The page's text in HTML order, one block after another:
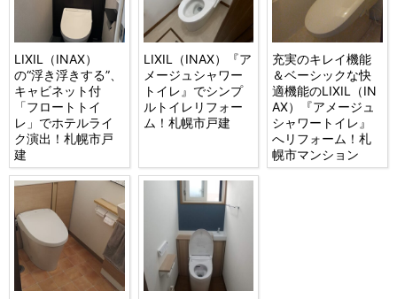
LIXIL（INAX）
の“浮き浮きする”、
キャビネット付
「フロートトイ
レ」でホテルライ
ク演出！札幌市戸
建
LIXIL（INAX）『ア
メージュシャワー
トイレ』でシンプ
ルトイレリフォー
ム！札幌市戸建
充実のキレイ機能
＆ベーシックな快
適機能のLIXIL（IN
AX）『アメージュ
シャワートイレ』
へリフォーム！札
幌市マンション